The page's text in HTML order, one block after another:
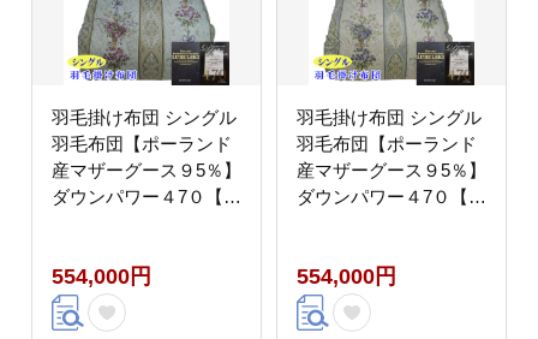
羽毛掛け布団 シングル
羽毛布団【ポーランド
産マザーグース９5％】
ダウンパワー４7０【二
ふとん 本掛け羽毛布団
冬用 羽毛布団 FAG160
554,000円
羽毛掛け布団 シングル
羽毛布団【ポーランド
産マザーグース９5％】
ダウンパワー４7０【二
ふとん 本掛け羽毛布団
冬用 羽毛布団 FAG161
554,000円